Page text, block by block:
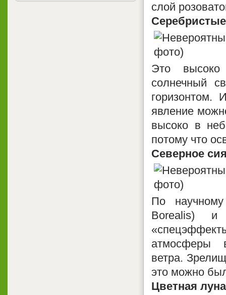
слой
Это высоко
солнечный
горизонтом.
явление
высоко в
потому что
Северное
По
Borealis)
атмосферы
ветра.
это можно
Цветная луна